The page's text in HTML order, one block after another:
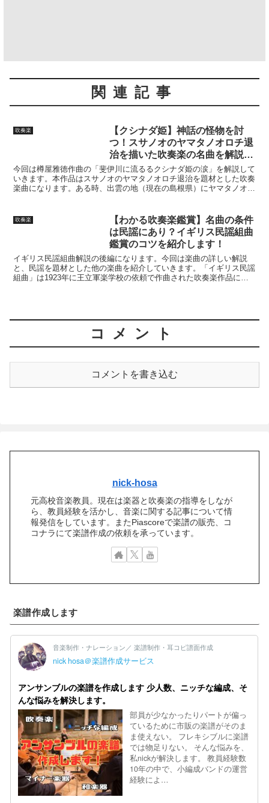
関連記事
吹奏楽
【クシナダ姫】神話の怪物を討
つ！スサノオのヤマタノオロチ退
治を描いた吹奏楽の名曲を解説
【前編】
今回は樽屋雅徳作曲の「斐伊川に流るるクシナダ姫の涙」を解説して
いきます。本作品はスサノオのヤマタノオロチ退治を題材とした吹奏
楽曲になります。ある時、出雲の地（現在の島根県）にヤマタノオロ
して食べてしまっていました。
吹奏楽
【わかる吹奏楽鑑賞】名曲の条件
は民謡にあり？イギリス民謡組曲
鑑賞のコツを紹介します！
イギリス民謡組曲解説の後編になります。今回は楽曲の詳しい解説
と、民謡を題材とした他の楽曲を紹介していきます。「イギリス民謡
組曲」は1923年に王立軍楽学校の依頼で作曲された吹奏楽作品にな
コメント
コメントを書き込む
nick-hosa
元高校音楽教員。現在は楽器と吹奏楽の指導をしなが
ら、教員経験を活かし、音楽に関する記事について情
報発信をしています。またPiascoreで楽譜の販売、コ
コナラにて楽譜作成の依頼を承っています。
楽譜作成します